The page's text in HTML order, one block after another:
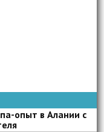
опыт в Алании с